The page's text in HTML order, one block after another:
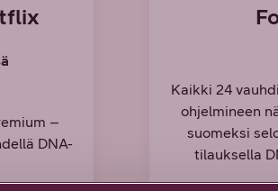
–
DNA-
Kaikki 24
ohjelmineen
suomeksi
tilauksella